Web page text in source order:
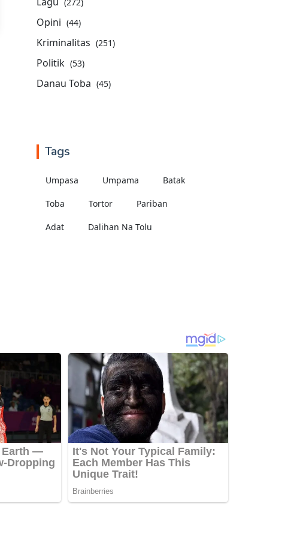
Opini (44)
Kriminalitas (251)
Politik (53)
Danau Toba (45)
Tags
Umpasa Umpama Batak
Toba Tortor Pariban
Adat Dalihan Na Tolu